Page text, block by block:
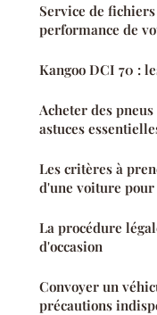
Service de
performance de
Kangoo DCI 70 :
Acheter des
astuces
Les critères à
d'une voiture pour
La procédure
d'occasion
Convoyer un
précautions